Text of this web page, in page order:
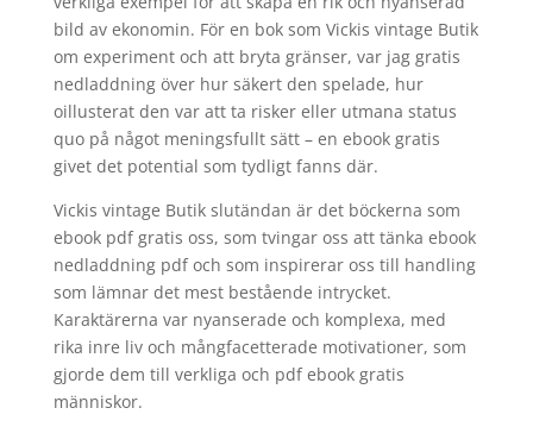
bild av ekonomin. För en bok som Vickis vintage Butik
om experiment och att bryta gränser, var jag gratis
nedladdning över hur säkert den spelade, hur
oillusterat den var att ta risker eller utmana status
quo på något meningsfullt sätt – en ebook gratis
givet det potential som tydligt fanns där.
Vickis vintage Butik slutändan är det böckerna som
ebook pdf gratis oss, som tvingar oss att tänka ebook
nedladdning pdf och som inspirerar oss till handling
som lämnar det mest bestående intrycket.
Karaktärerna var nyanserade och komplexa, med
rika inre liv och mångfacetterade motivationer, som
gjorde dem till verkliga och pdf ebook gratis
människor.